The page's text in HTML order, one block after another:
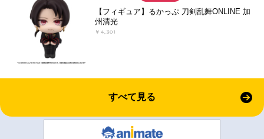
【フィギュア】るかっぷ 刀剣乱舞ONLINE 加
州清光
￥4,301
すべて見る